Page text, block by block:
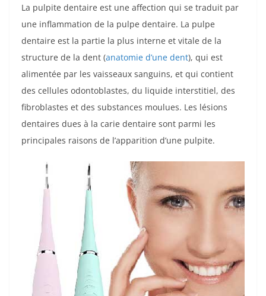
La pulpite dentaire est une affection qui se traduit par
une inflammation de la pulpe dentaire. La pulpe
dentaire est la partie la plus interne et vitale de la
structure de la dent (anatomie d’une dent), qui est
alimentée par les vaisseaux sanguins, et qui contient
des cellules odontoblastes, du liquide interstitiel, des
fibroblastes et des substances moulues. Les lésions
dentaires dues à la carie dentaire sont parmi les
principales raisons de l’apparition d’une pulpite.